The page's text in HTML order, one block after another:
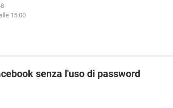
15:00
senza l'uso di password